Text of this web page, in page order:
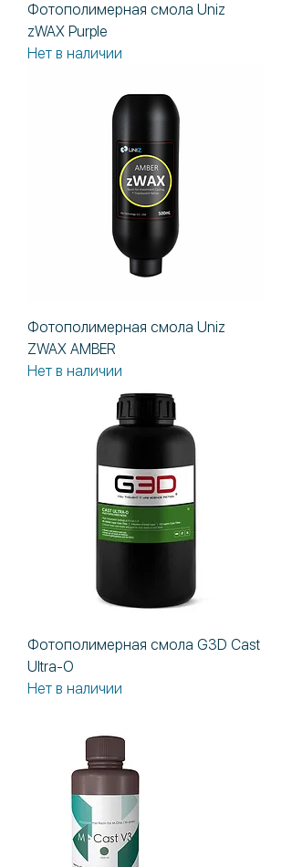
Фотополимерная смола Uniz
zWAX Purple
Нет в наличии
Фотополимерная смола Uniz
ZWAX AMBER
Нет в наличии
Фотополимерная смола G3D Cast
Ultra-O
Нет в наличии